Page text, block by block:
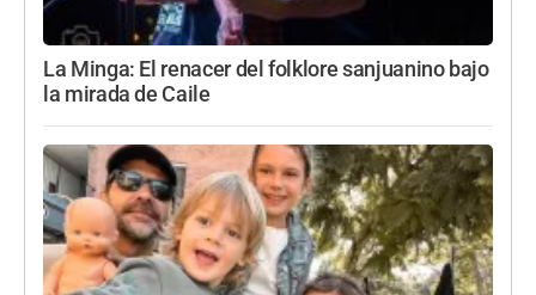
La Minga: El renacer del folklore sanjuanino bajo
la mirada de Caile